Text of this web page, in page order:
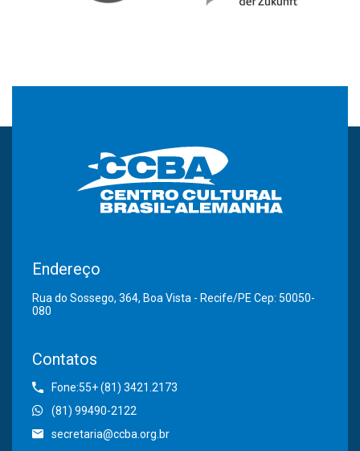
Endereço
Rua do Sossego, 364, Boa Vista - Recife/PE Cep: 50050-
080
Contatos
Fone:55+ (81) 3421.2173
(81) 99490-2122
secretaria@ccba.org.br